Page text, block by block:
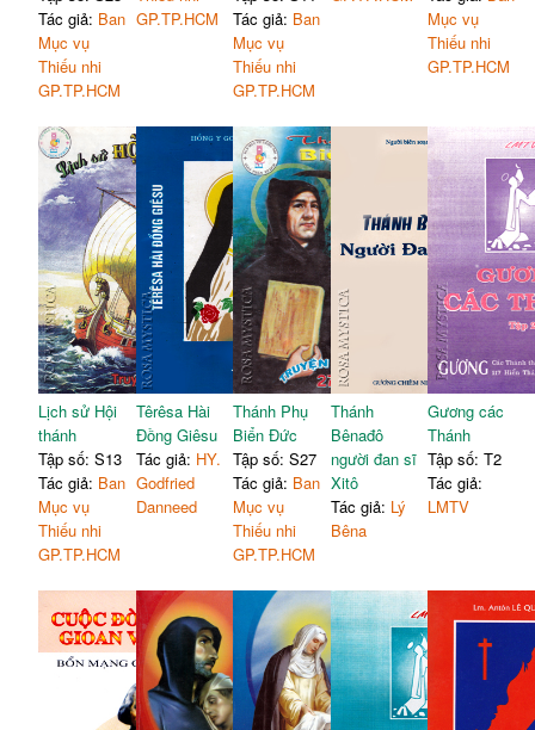
Tác giả: Ban
Mục vụ
Thiếu nhi
GP.TP.HCM
GP.TP.HCM
Tác giả: Ban
Mục vụ
Thiếu nhi
GP.TP.HCM
Mục vụ
Thiếu nhi
GP.TP.HCM
Lịch sử Hội
thánh
Tập số: S13
Tác giả: Ban
Mục vụ
Thiếu nhi
GP.TP.HCM
Têrêsa Hài
Đồng Giêsu
Tác giả: HY.
Godfried
Danneed
Thánh Phụ
Biển Đức
Tập số: S27
Tác giả: Ban
Mục vụ
Thiếu nhi
GP.TP.HCM
Thánh
Bênađô
người đan sĩ
Xitô
Tác giả: Lý
Bêna
Gương các
Thánh
Tập số: T2
Tác giả:
LMTV